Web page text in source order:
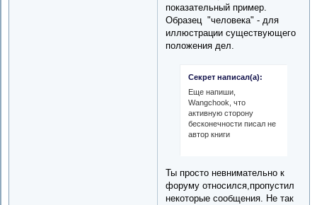
показательный пример.
Образец "человека" - для
иллюстрации существующего
положения дел.
Секрет написал(а):
Еще напиши,
Wangchook, что
активную сторону
бесконечности писал не
автор книги
Ты просто невнимательно к
форуму относился,пропустил
некоторые сообщения. Не так